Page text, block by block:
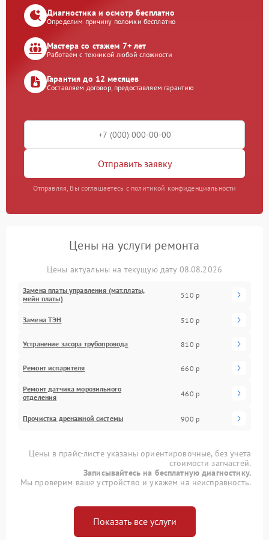
Диагностика и осмотр бесплатно
Определим причину поломки бесплатно
Мастера со стажем 7+ лет
Работаем с техникой любой сложности
Гарантия до 12 месяцев
Составляем договор, предоставляем гарантию
Отправить заявку
Отправляя, Вы соглашаетесь с политикой конфиденциальности
Цены на услуги ремонта
Цены актуальны на текущую дату 08.08.2026
Замена платы управления (мат.платы,
мейн платы)
510 р
Замена ТЭН 510 р
Устранение засора трубопровода 810 р
Ремонт испарителя 660 р
Ремонт датчика морозильного
отделения
460 р
Прочистка дренажной системы 900 р
Цены в прайс-листе указаны ориентировочные, без учета
стоимости запчастей.
Записывайтесь на бесплатную диагностику.
Мы проверим ваше устройство и укажем на неисправность.
Показать все услуги